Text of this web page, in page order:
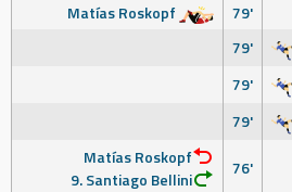
Matías Roskopf
79'
79'
79'
79'
Matías Roskopf
9. Santiago Bellini
76'